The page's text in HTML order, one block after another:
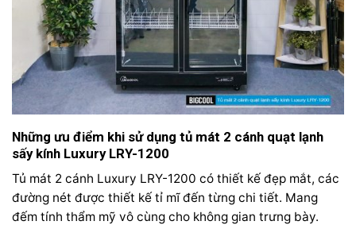
Những ưu điểm khi sử dụng tủ mát 2 cánh quạt lạnh
sấy kính Luxury LRY-1200
Tủ mát 2 cánh Luxury LRY-1200 có thiết kế đẹp mắt, các
đường nét được thiết kế tỉ mĩ đến từng chi tiết. Mang
đếm tính thẩm mỹ vô cùng cho không gian trưng bày.